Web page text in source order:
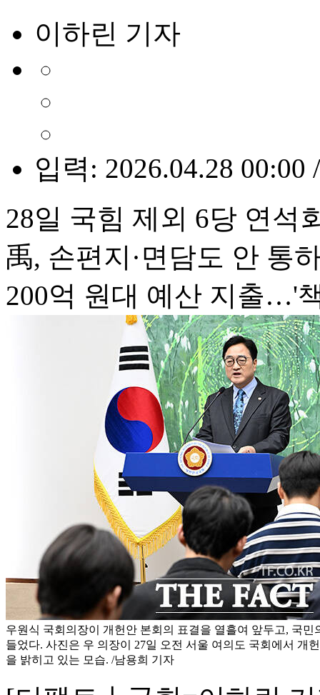
이하린 기자
입력: 2026.04.28 00:00
28일 국힘 제외 6당 연석
禹, 손편지·면담도 안 통
200억 원대 예산 지출…'
우원식 국회의장이 개헌안 본회의 표결을 열흘여 앞두고, 국민
들었다. 사진은 우 의장이 27일 오전 서울 여의도 국회에서 개
을 밝히고 있는 모습. /남용희 기자